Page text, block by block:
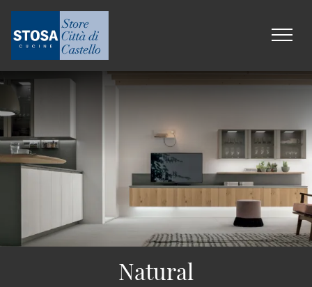
Natural